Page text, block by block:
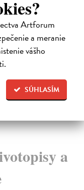
Artforum
a meranie
vášho
SÚHLASÍM
labute.
a